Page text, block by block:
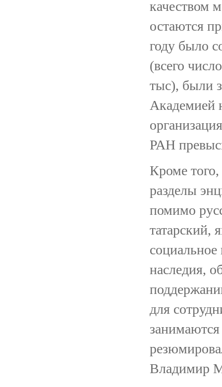
качеством
остаются
году было
(всего
тыс), были
Академией
РАН
Кроме
разделы
помимо
татарский,
социальное
наследия,
для
Владимир